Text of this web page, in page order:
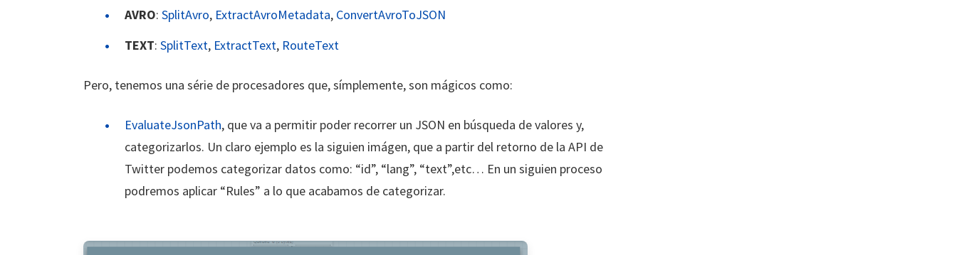
AVRO: SplitAvro, ExtractAvroMetadata, ConvertAvroToJSON
TEXT: SplitText, ExtractText, RouteText
Pero, tenemos una série de procesadores que, símplemente, son mágicos como:
EvaluateJsonPath, que va a permitir poder recorrer un JSON en búsqueda de valores y,
categorizarlos. Un claro ejemplo es la siguien imágen, que a partir del retorno de la API de
Twitter podemos categorizar datos como: “id”, “lang”, “text”,etc… En un siguien proceso
podremos aplicar “Rules” a lo que acabamos de categorizar.